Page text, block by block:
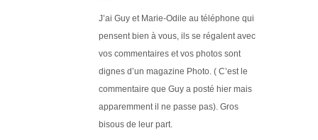
J’ai Guy et Marie-Odile au téléphone qui
pensent bien à vous, ils se régalent avec
vos commentaires et vos photos sont
dignes d’un magazine Photo. ( C’est le
commentaire que Guy a posté hier mais
apparemment il ne passe pas). Gros
bisous de leur part.